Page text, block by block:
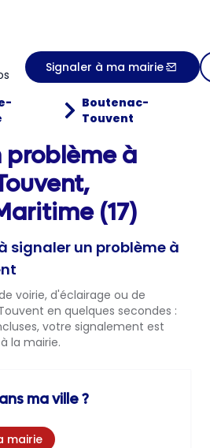
Signaler à ma mairie
Boutenac-
Touvent
problème à
(17)
signaler un problème à
voirie, d'éclairage ou de
en quelques secondes :
votre signalement est
la mairie.
ma ville ?
mairie